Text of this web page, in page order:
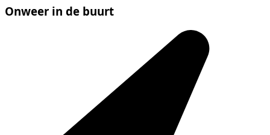
Onweer in de buurt